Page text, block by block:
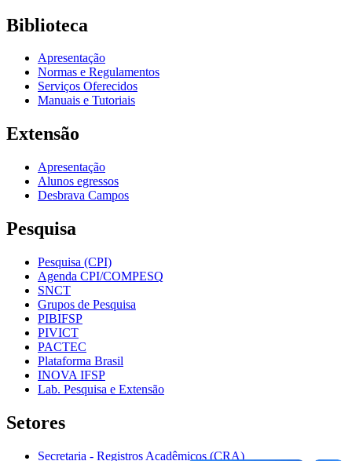
Biblioteca
Apresentação
Normas e Regulamentos
Serviços Oferecidos
Manuais e Tutoriais
Extensão
Apresentação
Alunos egressos
Desbrava Campos
Pesquisa
Pesquisa (CPI)
Agenda CPI/COMPESQ
SNCT
Grupos de Pesquisa
PIBIFSP
PIVICT
PACTEC
Plataforma Brasil
INOVA IFSP
Lab. Pesquisa e Extensão
Setores
Secretaria - Registros Acadêmicos (CRA)